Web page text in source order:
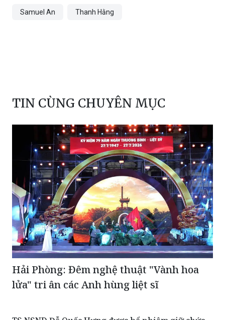
Hải Phòng: Đêm nghệ thuật "Vành hoa
lửa" tri ân các Anh hùng liệt sĩ
TS.NSND Đỗ Quốc Hưng được bổ nhiệm giữ chức